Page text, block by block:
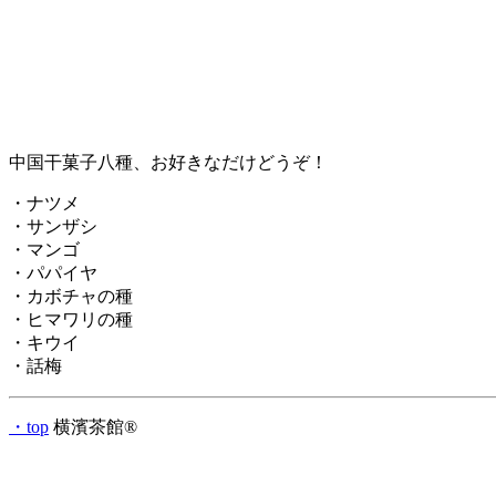
中国干菓子八種、お好きなだけどうぞ！
・ナツメ
・サンザシ
・マンゴ
・パパイヤ
・カボチャの種
・ヒマワリの種
・キウイ
・話梅
・top 横濱茶館®